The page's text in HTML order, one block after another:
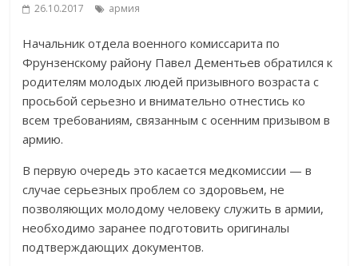
26.10.2017 армия
Начальник отдела военного комиссарита по
Фрунзенскому району Павел Дементьев обратился к
родителям молодых людей призывного возраста с
просьбой серьезно и внимательно отнестись ко
всем требованиям, связанным с осенним призывом в
армию.
В первую очередь это касается медкомиссии — в
случае серьезных проблем со здоровьем, не
позволяющих молодому человеку служить в армии,
необходимо заранее подготовить оригиналы
подтверждающих документов.